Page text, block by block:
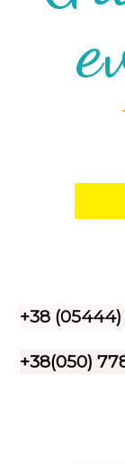
+38 (05444)
+38(050)